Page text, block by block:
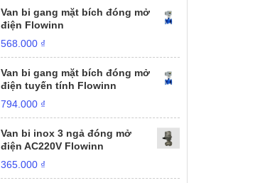
Van bi gang mặt bích đóng mở
điện Flowinn
568.000 ₫
Van bi gang mặt bích đóng mở
điện tuyến tính Flowinn
794.000 ₫
Van bi inox 3 ngả đóng mở
điện AC220V Flowinn
365.000 ₫